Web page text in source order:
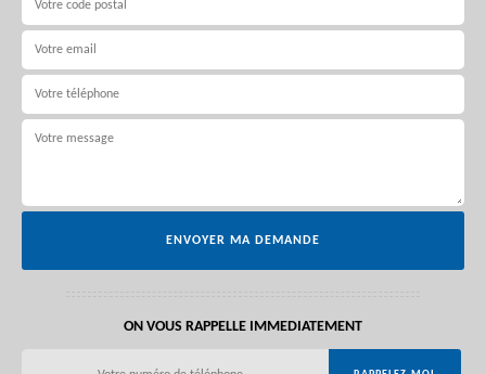
ON VOUS RAPPELLE IMMEDIATEMENT